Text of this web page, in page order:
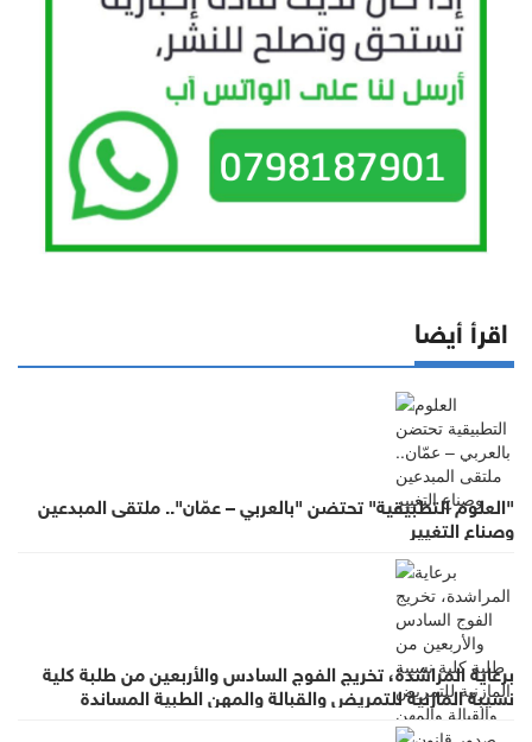
اقرأ أيضا
"العلوم التطبيقية" تحتضن "بالعربي – عمّان".. ملتقى المبدعين
وصناع التغيير
برعاية المراشدة، تخريج الفوج السادس والأربعين من طلبة كلية
نسيبة المازنية للتمريض والقبالة والمهن الطبية المساندة